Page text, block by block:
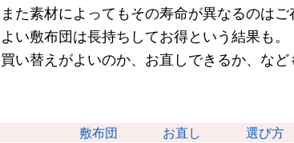
また素材によってもその寿命が異なるのはご
よい敷布団は長持ちしてお得という結果も。
買い替えがよいのか、お直しできるか、など
敷布団
お直し 選び方